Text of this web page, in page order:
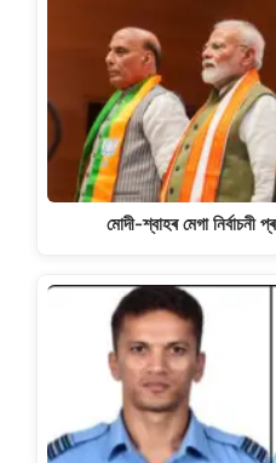
মোদী-শ্বাহৰ মেগা নিৰ্বাচনী